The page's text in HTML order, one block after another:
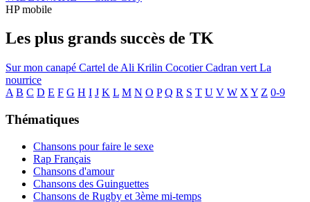
HP mobile
Les plus grands succès de TK
Sur mon canapé Cartel de Ali Krilin CocotierCadran vert La
nourrice
A B C D E F G H I J K L M N O P Q R S T U V W X Y Z 0-9
Thématiques
Chansons pour faire le sexe
Rap Français
Chansons d'amour
Chansons des Guinguettes
Chansons de Rugby et 3ème mi-temps